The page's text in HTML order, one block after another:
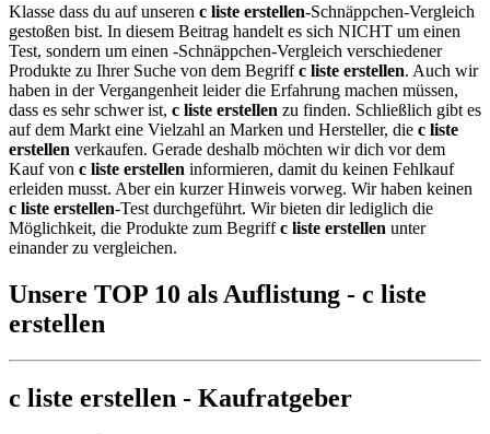
Klasse dass du auf unseren c liste erstellen-Schnäppchen-Vergleich
gestoßen bist. In diesem Beitrag handelt es sich NICHT um einen
Test, sondern um einen -Schnäppchen-Vergleich verschiedener
Produkte zu Ihrer Suche von dem Begriffc liste erstellen. Auch wir
haben in der Vergangenheit leider die Erfahrung machen müssen,
dass es sehr schwer ist, c liste erstellen zu finden. Schließlich gibt es
auf dem Markt eine Vielzahl an Marken und Hersteller, die c liste
erstellen verkaufen. Gerade deshalb möchten wir dich vor dem
Kauf von c liste erstellen informieren, damit du keinen Fehlkauf
erleiden musst. Aber ein kurzer Hinweis vorweg. Wir haben keinen
c liste erstellen-Test durchgeführt. Wir bieten dir lediglich die
Möglichkeit, die Produkte zum Begriffc liste erstellen unter
einander zu vergleichen.
Unsere TOP 10 als Auflistung - c liste
erstellen
c liste erstellen - Kaufratgeber